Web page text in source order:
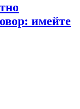
имейте